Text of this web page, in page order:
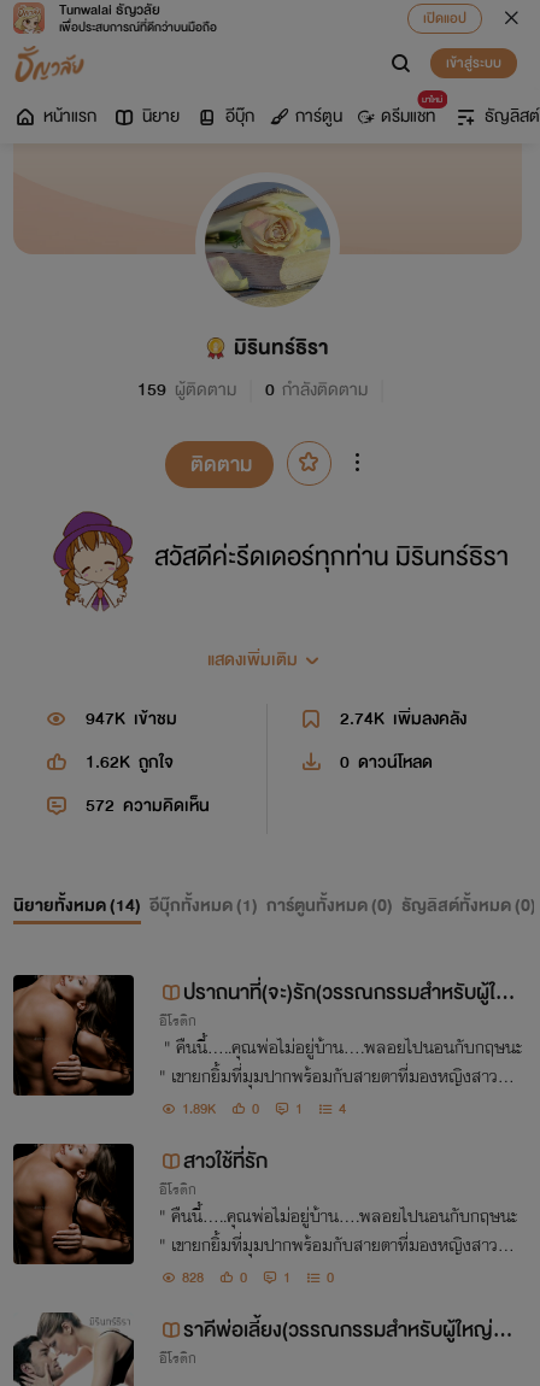
Tunwalai ธัญวลัย
เพื่อประสบการณ์ที่ดีกว่าบนมือถือ
เปิดแอป
เข้าสู่ระบบ
หน้าแรก นิยาย อีบุ๊ก การ์ตูน
มาใหม่
ดรีมแชท ธัญลิสต์
มิรินทร์ธิรา
159 ผู้ติดตาม 0 กำลังติดตาม
ติดตาม
สวัสดีค่ะรีดเดอร์ทุกท่าน มิรินทร์ธิรา
ผู้มาใหม่แห่งวงการอีโรติค แต่บอกเลยนับรองความ
สามารถเข้ามาพูดคุยหรือติดตามความเคลื่อนไหว
กันได้ที่แฟนเพจ มิรินทร์ธิรา ได้เลยนะค่ะ
แสดงเพิ่มเติม
947K เข้าชม 2.74K เพิ่มลงคลัง
1.62K ถูกใจ 0 ดาวน์โหลด
572 ความคิดเห็น
นิยายทั้งหมด (14) อีบุ๊กทั้งหมด (1) การ์ตูนทั้งหมด (0) ธัญลิสต์ทั้งหมด (0)
ปราถนาที่(จะ)รัก(วรรณกรรมสำหรับผู้ให
ญ่ 20+)
อีโรติก
" คืนนี้.....คุณพ่อไม่อยู่บ้าน....พลอยไปนอนกับกฤษนะ
" เขายกยิ้มที่มุมปากพร้อมกับสายตาที่มองหญิงสาวตร
งหน้าปานจะกลืนกิน พรางไล้สายตาสำรวจร่างบางด้วย
1.89K 0 1 4
สาวใช้ที่รัก
อีโรติก
" คืนนี้.....คุณพ่อไม่อยู่บ้าน....พลอยไปนอนกับกฤษนะ
" เขายกยิ้มที่มุมปากพร้อมกับสายตาที่มองหญิงสาวตร
งหน้าปานจะกลืนกิน " พี่พลอยค่ะ คุณกฤษต้องเรียกว่า
นะ
828 0 1 0
ราคีพ่อเลี้ยง(วรรณกรรมสำหรับผู้ใหญ่25
+)
อีโรติก